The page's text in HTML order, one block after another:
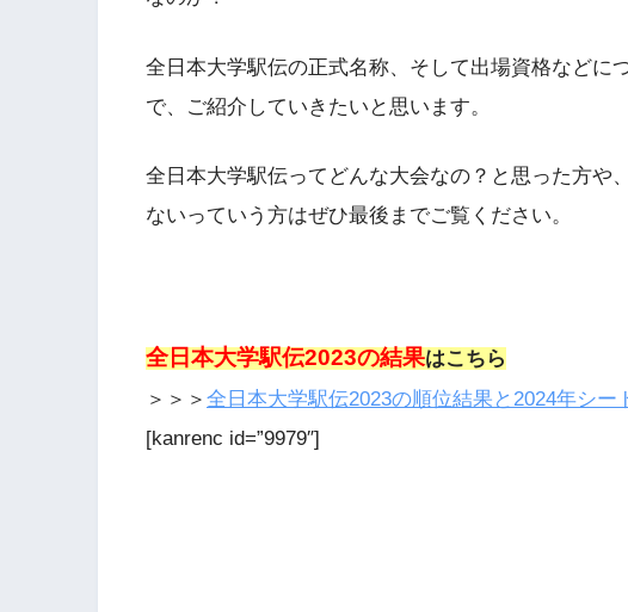
全日本大学駅伝の正式名称、そして出場資格などに
で、ご紹介していきたいと思います。
全日本大学駅伝ってどんな大会なの？と思った方や
ないっていう方はぜひ最後までご覧ください。
全日本大学駅伝2023の結果はこちら
＞＞＞ 全日本大学駅伝2023の順位結果と2024年シー
[kanrenc id=”9979″]